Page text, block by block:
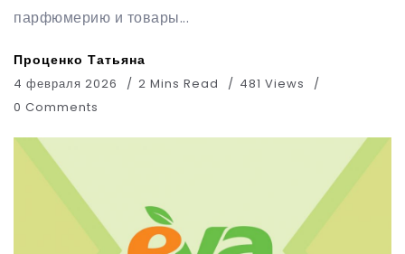
парфюмерию и товары...
Проценко Татьяна
4 февраля 2026 2 Mins Read
481 Views
0 Comments